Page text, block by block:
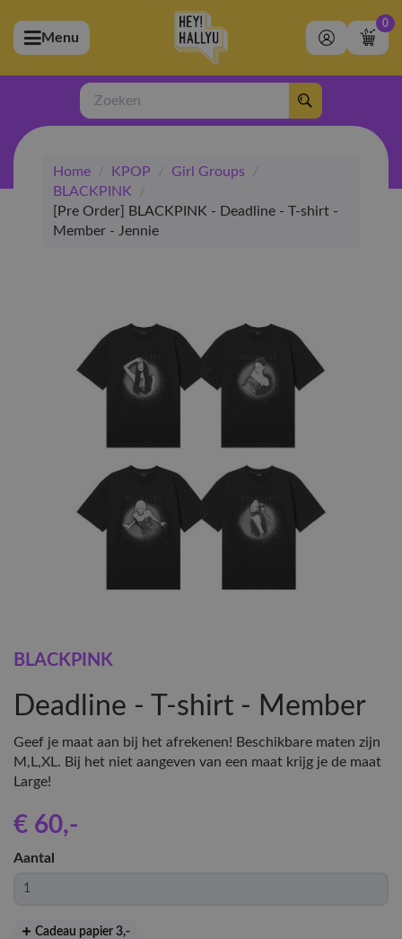
(Artiesten)
(Merchandise)
(Exclusive)
(Winkel)
Menu
0
Zoeken
Home / KPOP / Girl Groups
/
BLACKPINK
/
[Pre Order] BLACKPINK - Deadline - T-shirt -
Member - Jennie
BLACKPINK
Deadline - T-shirt - Member
Geef je maat aan bij het afrekenen! Beschikbare maten zijn
M,L,XL. Bij het niet aangeven van een maat krijg je de maat
Large!
€ 60,-
Aantal
Cadeau papier 3,-